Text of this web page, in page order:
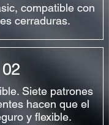
compatible con
cerraduras.
02
Siete patrones
hacen que el
y flexible.